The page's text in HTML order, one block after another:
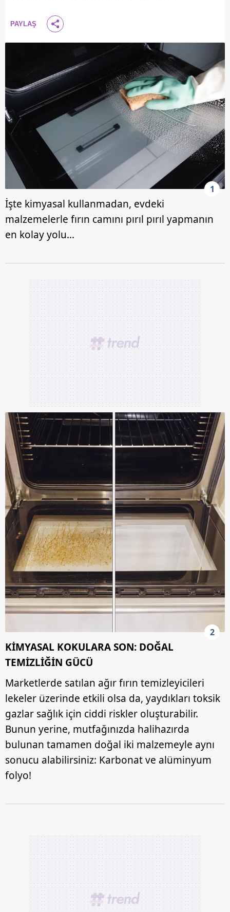
PAYLAŞ
1
İşte kimyasal kullanmadan, evdeki
malzemelerle fırın camını pırıl pırıl yapmanın
en kolay yolu…
2
KİMYASAL KOKULARA SON: DOĞAL
TEMİZLİĞİN GÜCÜ
Marketlerde satılan ağır fırın temizleyicileri
lekeler üzerinde etkili olsa da, yaydıkları toksik
gazlar sağlık için ciddi riskler oluşturabilir.
Bunun yerine, mutfağınızda halihazırda
bulunan tamamen doğal iki malzemeyle aynı
sonucu alabilirsiniz: Karbonat ve alüminyum
folyo!